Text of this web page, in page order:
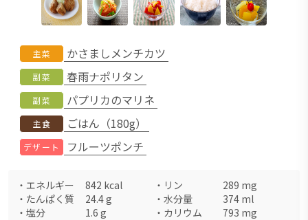
主菜 かさましメンチカツ
副菜 春雨ナポリタン
副菜 パプリカのマリネ
主食 ごはん（180g）
デザート フルーツポンチ
・ エネルギー 842 kcal ・ リン 289 mg
・ たんぱく質 24.4g ・ 水分量 374 ml
・ 塩分 1.6 g ・ カリウム 793 mg